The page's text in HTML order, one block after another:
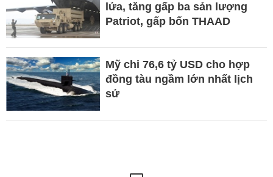
lửa, tăng gấp ba sản lượng
Patriot, gấp bốn THAAD
Mỹ chi 76,6 tỷ USD cho hợp
đồng tàu ngầm lớn nhất lịch
sử